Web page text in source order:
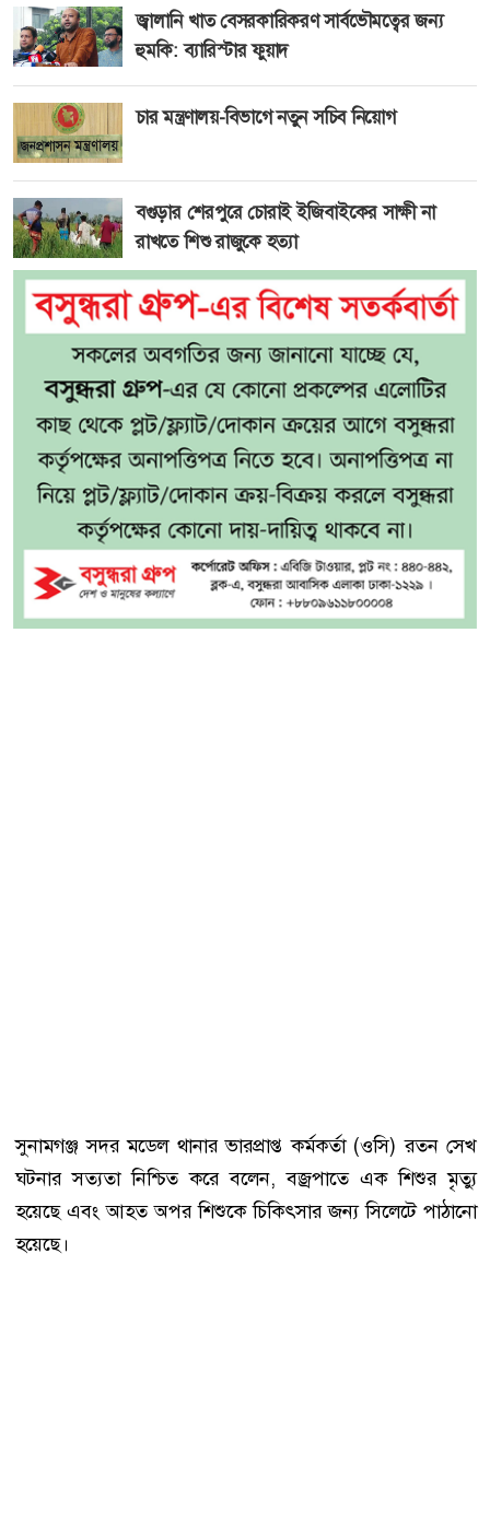
জ্বালানি খাত বেসরকারিকরণ সার্বভৌমত্বের জন্য
হুমকি: ব্যারিস্টার ফুয়াদ
চার মন্ত্রণালয়-বিভাগে নতুন সচিব নিয়োগ
বগুড়ার শেরপুরে চোরাই ইজিবাইকের সাক্ষী না
রাখতে শিশু রাজুকে হত্যা
সুনামগঞ্জ সদর মডেল থানার ভারপ্রাপ্ত কর্মকর্তা (ওসি) রতন সেখ
ঘটনার সত্যতা নিশ্চিত করে বলেন, বজ্রপাতে এক শিশুর মৃত্যু
হয়েছে এবং আহত অপর শিশুকে চিকিৎসার জন্য সিলেটে পাঠানো
হয়েছে।